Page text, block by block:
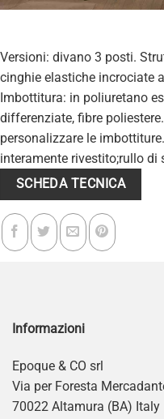
Versioni: divano 3 posti.
cinghie elastiche incrociate
Imbottitura: in poliuretano
differenziate, fibre
personalizzare le
interamente rivestito;rullo di
SCHEDA TECNICA
Informazioni
Epoque & CO srl
Via per Foresta
70022 Altamura (BA) Italy